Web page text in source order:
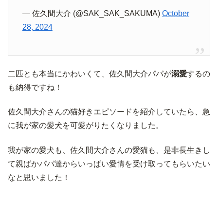
— 佐久間大介 (@SAK_SAK_SAKUMA) October
28, 2024
二匹とも本当にかわいくて、佐久間大介パパが溺愛するの
も納得ですね！
佐久間大介さんの猫好きエピソードを紹介していたら、急
に我が家の愛犬を可愛がりたくなりました。
我が家の愛犬も、佐久間大介さんの愛猫も、是非長生きし
て親ばかパパ達からいっぱい愛情を受け取ってもらいたい
なと思いました！